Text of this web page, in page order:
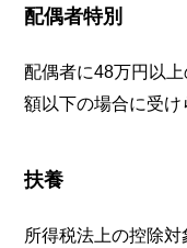
配偶者特別
配偶者に48万円以
額以下の場合に受け
扶養
所得税法上の控除